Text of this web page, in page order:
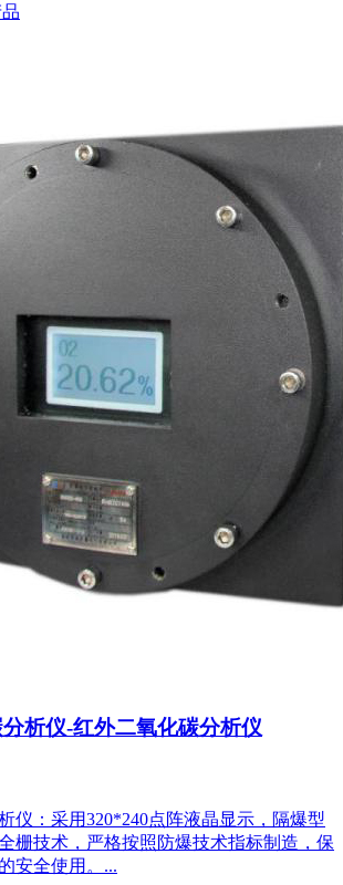
析仪-红外二氧化碳分析仪
仪：采用320*240点阵液晶显示，隔爆型
栅技术，严格按照防爆技术指标制造，保
安全使用。...